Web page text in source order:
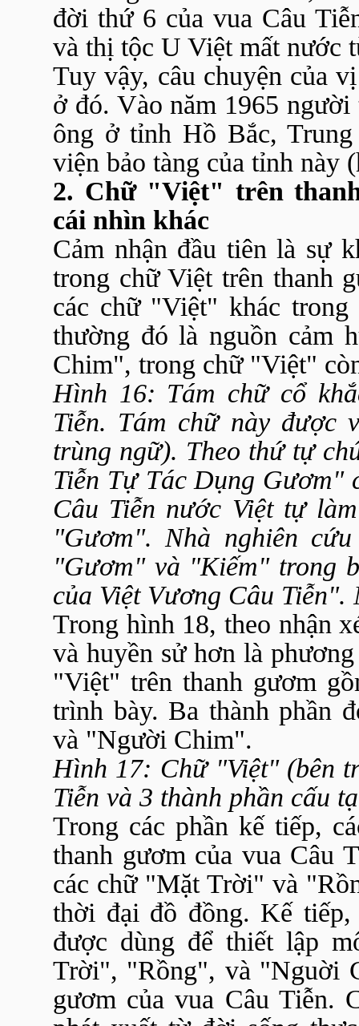
đời thứ 6 của vua Câu
và thị tộc U Việt mất nước
Tuy vậy, câu chuyện của
ở đó. Vào năm 1965
ông ở tỉnh Hồ Bắc,
viện bảo tàng của tỉnh này
2. Chữ "Việt" trên
cái nhìn khác
Cảm nhận đầu tiên là sự
trong chữ Việt trên thanh
các chữ "Việt" khác
thường đó là nguồn cảm
Chim", trong chữ "Việt"
Hình 16: Tám chữ cổ
Tiễn. Tám chữ này được
trùng ngữ). Theo thứ tự
Tiễn Tự Tác Dụng Gươm"
Câu Tiễn nước Việt tự
"Gươm". Nhà nghiên
"Gươm" và "Kiếm" trong
của Việt Vương Câu Tiễn".
Trong hình 18, theo nhận
và huyền sử hơn là
"Việt" trên thanh gươm
trình bày. Ba thành phần
và "Người Chim".
Hình 17: Chữ "Việt" (bên
Tiễn và 3 thành phần cấu
Trong các phần kế tiếp,
thanh gươm của vua Câu
các chữ "Mặt Trời" và
thời đại đồ đồng. Kế tiếp,
được dùng để thiết lập
Trời", "Rồng", và "Nguời
gươm của vua Câu Tiễn.